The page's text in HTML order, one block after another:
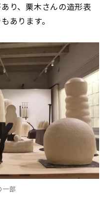
り、栗木さんの造形表
あります。
一部